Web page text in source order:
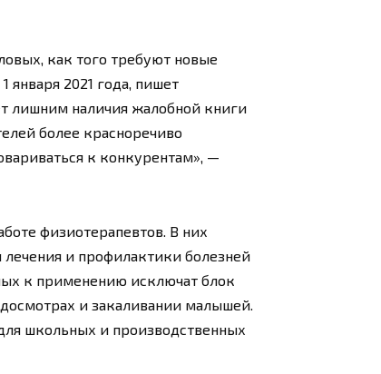
как того требуют новые
января 2021 года, пишет
лишним наличия жалобной книги
более красноречиво
к конкурентам», —
физиотерапевтов. В них
лечения и профилактики болезней
к применению исключат блок
и закаливании малышей.
школьных и производственных